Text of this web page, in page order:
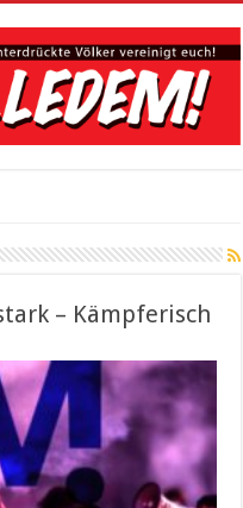
– Kämpferisch